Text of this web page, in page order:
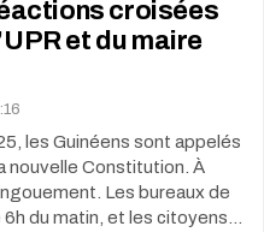
croisées
et du maire
les Guinéens sont appelés
nouvelle Constitution. À
Les bureaux de
du matin, et les citoyens…